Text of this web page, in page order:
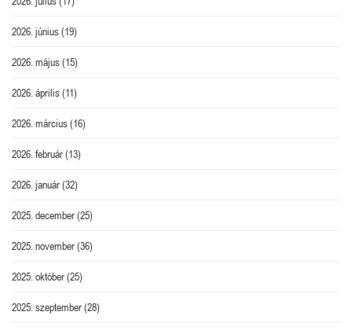
2026. június(19)
2026. május(15)
2026. április(11)
2026. március(16)
2026. február(13)
2026. január(32)
2025. december(25)
2025. november(36)
2025. október(25)
2025. szeptember(28)